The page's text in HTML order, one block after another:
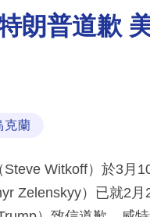
朗普道歉
克蘭
Witkoff）於3月
Zelenskyy）已就2